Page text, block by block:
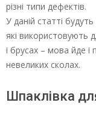
різні типи дефектів.
У даній статті будуть
які використовують
і брусах – мова йде і
невеликих сколах.
Шпаклівка